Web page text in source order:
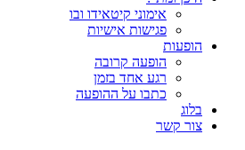
אימוני קיטאידו ובו
פגישות אישיות
הופעות
הופעה קרובה
רגע אחד בזמן
כתבו על ההופעה
בלוג
צור קשר